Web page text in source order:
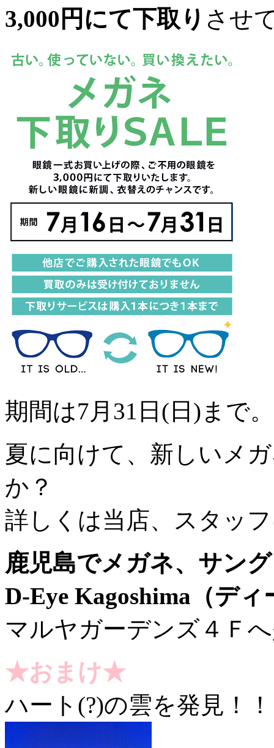
3,000円にて下取り させ
期間は7月31日(日)まで。
夏に向けて、新しいメ
か？
詳しくは当店、スタッ
鹿児島でメガネ、サン
D-Eye Kagoshima（デ
マルヤガーデンズ４Ｆ
★おまけ★
ハート(?)の雲を発見！！